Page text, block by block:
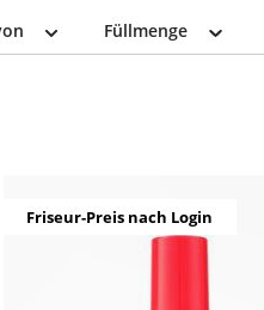
Füllmenge
Friseur-Preis nach Login